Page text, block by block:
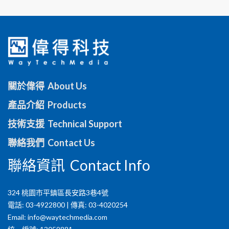
關於偉得 About Us
產品介紹 Products
技術支援 Technical Support
聯絡我們 Contact Us
聯絡資訊 Contact Info
324 桃園市平鎮區長安路3巷4號
電話: 03-4922800 | 傳真: 03-4020254
Email: info@waytechmedia.com